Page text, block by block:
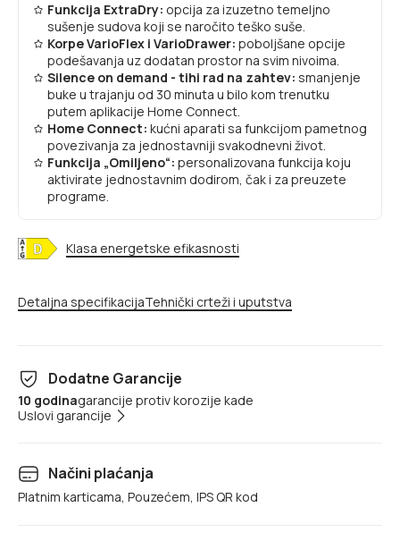
Funkcija ExtraDry: opcija za izuzetno temeljno
sušenje sudova koji se naročito teško suše.
Korpe VarioFlex i VarioDrawer: poboljšane opcije
podešavanja uz dodatan prostor na svim nivoima.
Silence on demand - tihi rad na zahtev: smanjenje
buke u trajanju od 30 minuta u bilo kom trenutku
putem aplikacije Home Connect.
Home Connect: kućni aparati sa funkcijom pametnog
povezivanja za jednostavniji svakodnevni život.
Funkcija „Omiljeno“: personalizovana funkcija koju
aktivirate jednostavnim dodirom, čak i za preuzete
programe.
Klasa energetske efikasnosti
Detaljna specifikacijaTehnički crteži i uputstva
Dodatne Garancije
10 godinagarancije protiv korozije kade
Uslovi garancije
Načini plaćanja
Platnim karticama, Pouzećem, IPS QR kod